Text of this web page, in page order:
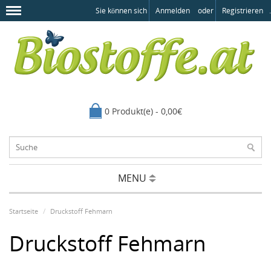
Sie können sich Anmelden oder Registrieren .
0 Produkt(e) - 0,00€
MENU
Startseite Druckstoff Fehmarn
Druckstoff Fehmarn